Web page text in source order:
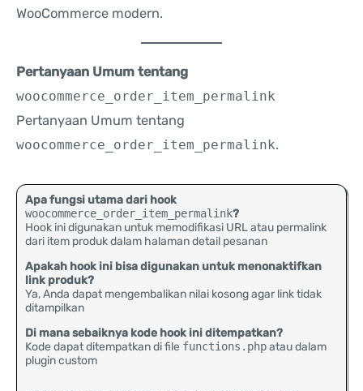
WooCommerce modern.
Pertanyaan Umum tentang
woocommerce_order_item_permalink
Pertanyaan Umum tentang
woocommerce_order_item_permalink.
Apa fungsi utama dari hook
woocommerce_order_item_permalink?
Hook ini digunakan untuk memodifikasi URL atau permalink
dari item produk dalam halaman detail pesanan
Apakah hook ini bisa digunakan untuk menonaktifkan
link produk?
Ya, Anda dapat mengembalikan nilai kosong agar link tidak
ditampilkan
Di mana sebaiknya kode hook ini ditempatkan?
Kode dapat ditempatkan di file functions.phpatau dalam
plugin custom